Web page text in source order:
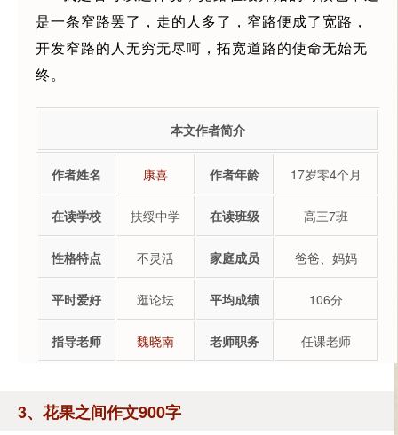
是一条窄路罢了，走的人多了，窄路便成了宽路，
开发窄路的人无穷无尽呵，拓宽道路的使命无始无
终。
本文作者简介
作者姓名 康喜 作者年龄 17岁零4个月
在读学校 扶绥中学 在读班级 高三7班
性格特点 不灵活 家庭成员 爸爸、妈妈
平时爱好 逛论坛 平均成绩 106分
指导老师 魏晓南 老师职务 任课老师
3、花果之间作文900字